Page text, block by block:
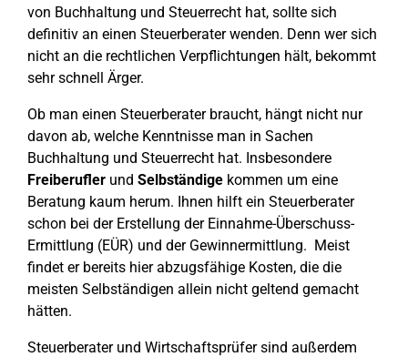
von Buchhaltung und Steuerrecht hat, sollte sich
definitiv an einen Steuerberater wenden. Denn wer sich
nicht an die rechtlichen Verpflichtungen hält, bekommt
sehr schnell Ärger.
Ob man einen Steuerberater braucht, hängt nicht nur
davon ab, welche Kenntnisse man in Sachen
Buchhaltung und Steuerrecht hat. Insbesondere
Freiberufler und Selbständige kommen um eine
Beratung kaum herum. Ihnen hilft ein Steuerberater
schon bei der Erstellung der Einnahme-Überschuss-
Ermittlung (EÜR) und der Gewinnermittlung. Meist
findet er bereits hier abzugsfähige Kosten, die die
meisten Selbständigen allein nicht geltend gemacht
hätten.
Steuerberater und Wirtschaftsprüfer sind außerdem